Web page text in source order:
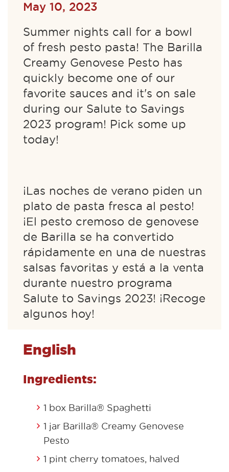
May 10, 2023
Summer nights call for a bowl
of fresh pesto pasta! The Barilla
Creamy Genovese Pesto has
quickly become one of our
favorite sauces and it's on sale
during our Salute to Savings
2023 program! Pick some up
today!
¡Las noches de verano piden un
plato de pasta fresca al pesto!
¡El pesto cremoso de genovese
de Barilla se ha convertido
rápidamente en una de nuestras
salsas favoritas y está a la venta
durante nuestro programa
Salute to Savings 2023! ¡Recoge
algunos hoy!
English
Ingredients:
1 box Barilla® Spaghetti
1 jar Barilla® Creamy Genovese
Pesto
1 pint cherry tomatoes, halved